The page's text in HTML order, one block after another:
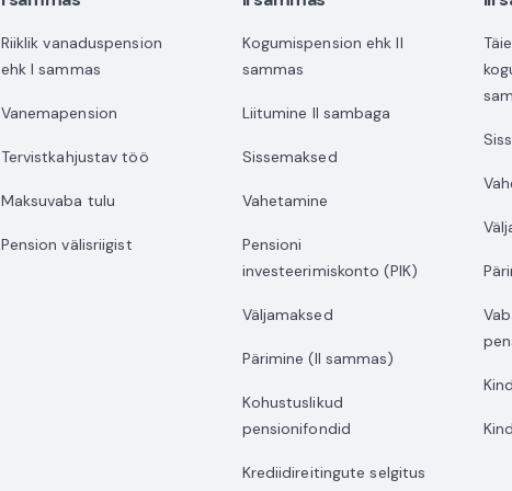
Riiklik vanaduspension
ehk I sammas
Vanemapension
Tervistkahjustav töö
Maksuvaba tulu
Pension välisriigist
Kogumispension ehk II
sammas
Liitumine II sambaga
Sissemaksed
Vahetamine
Pensioni
investeerimiskonto (PIK)
Väljamaksed
Pärimine (II sammas)
Kohustuslikud
pensionifondid
Krediidireitingute selgitus